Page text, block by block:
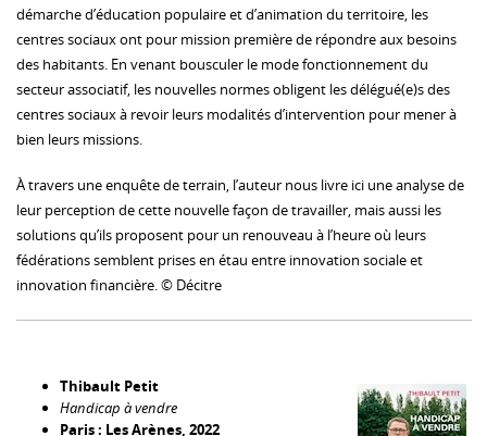
démarche d’éducation populaire et d’animation du territoire, les
centres sociaux ont pour mission première de répondre aux besoins
des habitants. En venant bousculer le mode fonctionnement du
secteur associatif, les nouvelles normes obligent les délégué(e)s des
centres sociaux à revoir leurs modalités d’intervention pour mener à
bien leurs missions.
À travers une enquête de terrain, l’auteur nous livre ici une analyse de
leur perception de cette nouvelle façon de travailler, mais aussi les
solutions qu’ils proposent pour un renouveau à l’heure où leurs
fédérations semblent prises en étau entre innovation sociale et
innovation financière. © Décitre
Thibault Petit
Handicap à vendre
Paris : Les Arènes, 2022